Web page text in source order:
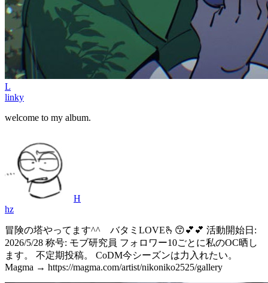
L
linky
welcome to my album.
H
hz
冒険の塔やってます^^ バタミLOVE🫰😙💕💕 活動開始日:
2026/5/28 称号: モブ研究員 フォロワー10ごとに私のOC晒し
ます。 不定期投稿。 CoDM今シーズンは力入れたい。
Magma → https://magma.com/artist/nikoniko2525/gallery